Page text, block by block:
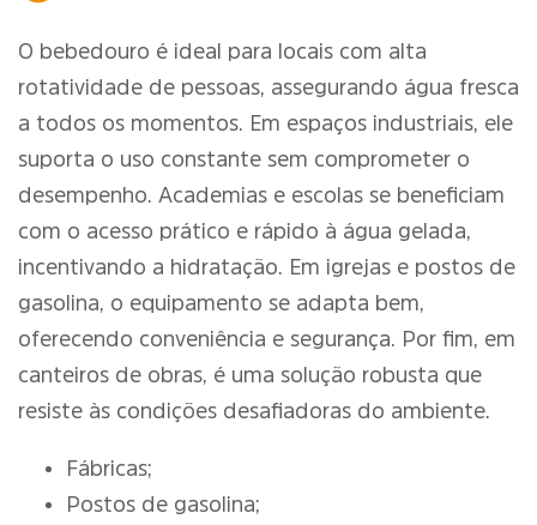
O bebedouro é ideal para locais com alta
rotatividade de pessoas, assegurando água fresca
a todos os momentos. Em espaços industriais, ele
suporta o uso constante sem comprometer o
desempenho. Academias e escolas se beneficiam
com o acesso prático e rápido à água gelada,
incentivando a hidratação. Em igrejas e postos de
gasolina, o equipamento se adapta bem,
oferecendo conveniência e segurança. Por fim, em
canteiros de obras, é uma solução robusta que
resiste às condições desafiadoras do ambiente.
Fábricas;
Postos de gasolina;